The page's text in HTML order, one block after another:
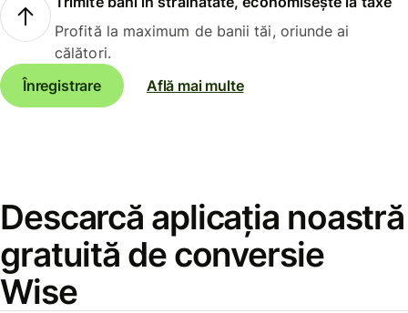
Profită la maximum de banii tăi, oriunde ai
călători.
Înregistrare
Află mai multe
Descarcă aplicația noastră
gratuită de conversie
Wise